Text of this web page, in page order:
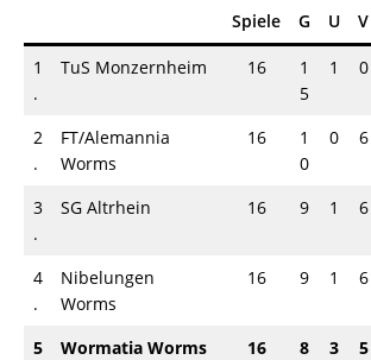
Spiele G U V
1
.
TuS Monzernheim 16
1
5
1 0
2
.
FT/Alemannia
Worms
16
1
0
0 6
3
.
SG Altrhein 16 9 1 6
4
.
Nibelungen
Worms
16 9 1 6
5
Wormatia Worms
16 8 3 5